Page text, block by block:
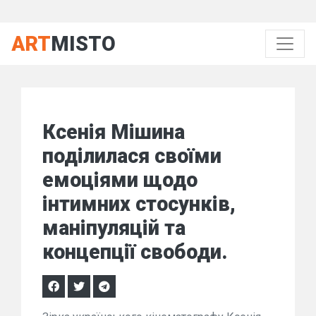
ARTMISTO
Ксенія Мішина
поділилася своїми
емоціями щодо
інтимних стосунків,
маніпуляцій та
концепції свободи.